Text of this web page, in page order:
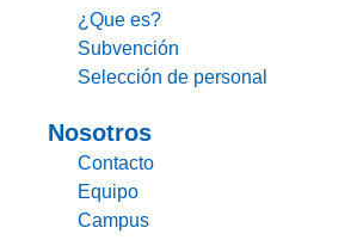
¿Que es?
Subvención
Selección de personal
Nosotros
Contacto
Equipo
Campus